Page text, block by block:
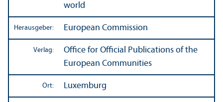
world
Herausgeber: European Commission
Verlag:
Office for Official Publications of the
European Communities
Ort: Luxemburg